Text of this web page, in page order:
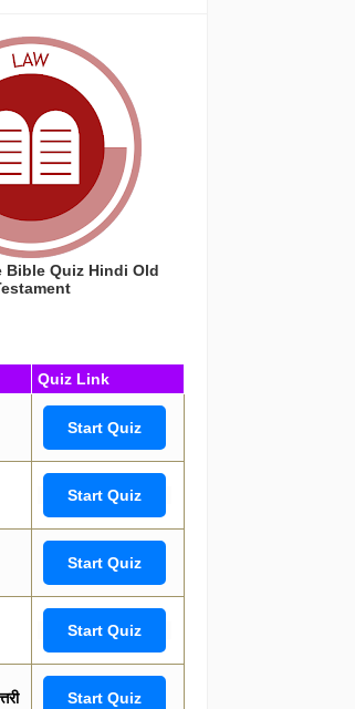
Bible Quiz Hindi Old
Quiz Link
Start Quiz
Start Quiz
Start Quiz
Start Quiz
Start Quiz